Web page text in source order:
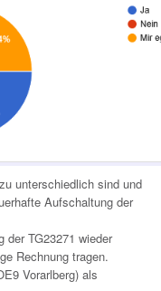
unterschiedlich sind und
Aufschaltung der
der TG23271 wieder
Rechnung tragen.
Vorarlberg) als